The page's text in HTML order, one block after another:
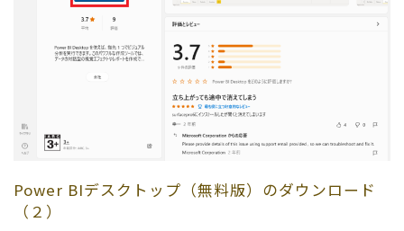
Power BIデスクトップ（無料版）のダウンロード
（２）